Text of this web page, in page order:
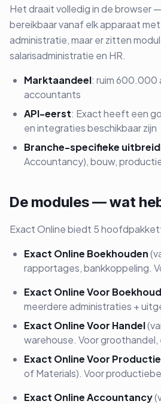
Het draait volledig in de browser
bereikbaar vanaf elk apparaat
administratie, maar er zitten
salarisadministratie en HR.
Marktaandeel: ruim 600.000
accountants
API-eerst: Exact heeft een
en integraties beschikbaar zijn
Branche-specifieke
Accountancy), bouw,
De modules — wat
Exact Online biedt 5
Exact Online Boekhouden
rapportages, bankkoppeling.
Exact Online Voor
meerdere administraties +
Exact Online Voor Handel
warehouse. Voor
Exact Online Voor Productie
of Materials). Voor
Exact Online Accountancy